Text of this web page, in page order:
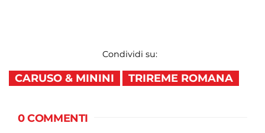
Condividi su:
CARUSO & MININI TRIREME ROMANA
0 COMMENTI